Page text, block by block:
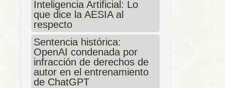
Inteligencia Artificial: Lo
que dice la AESIA al
respecto
Sentencia histórica:
OpenAI condenada por
infracción de derechos de
autor en el entrenamiento
de ChatGPT